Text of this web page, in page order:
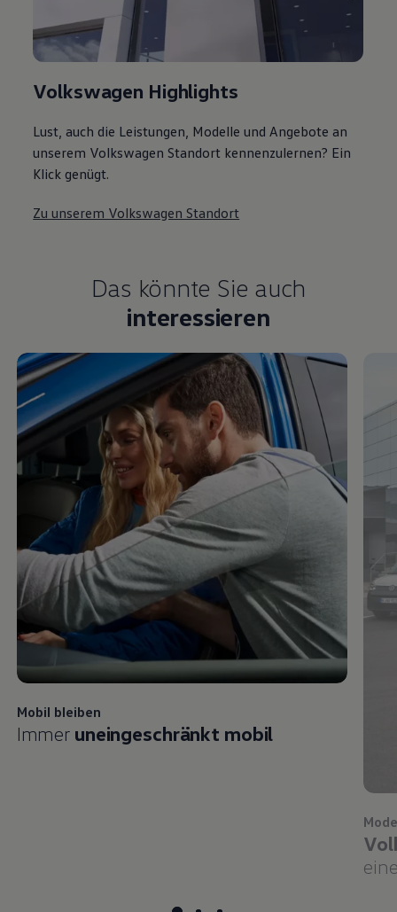
Volkswagen Highlights
Lust, auch die Leistungen, Modelle und Angebote an
unserem Volkswagen Standort kennenzulernen? Ein
Klick genügt.
Zu unserem Volkswagen Standort
Das könnte Sie auch
interessieren
Mobil bleiben
Immer uneingeschränkt mobil